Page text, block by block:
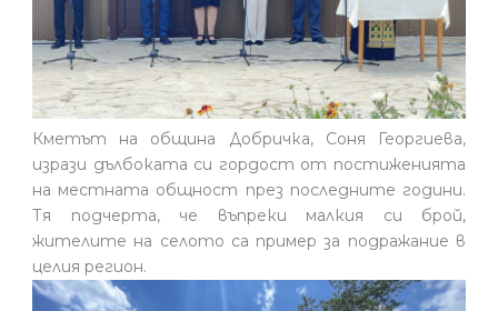
Кметът на община Добричка, Соня Георгиева,
изрази дълбоката си гордост от постиженията
на местната общност през последните години.
Тя подчерта, че въпреки малкия си брой,
жителите на селото са пример за подражание в
целия регион.